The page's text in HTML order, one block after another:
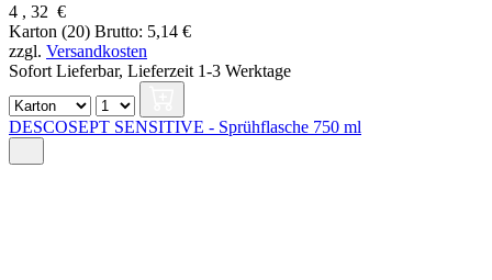
4 , 32 €
Karton (20) Brutto: 5,14 €
zzgl. Versandkosten
Sofort Lieferbar, Lieferzeit 1-3 Werktage
DESCOSEPT SENSITIVE - Sprühflasche 750 ml